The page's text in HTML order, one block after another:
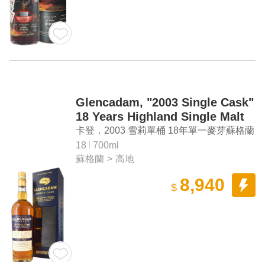
Glencadam, "2003 Single Cask"
18 Years Highland Single Malt
Scotch Whisky
卡登．2003 雪莉單桶 18年單一麥芽蘇格蘭
威士忌
18
700ml
蘇格蘭 > 高地
$ 8,940